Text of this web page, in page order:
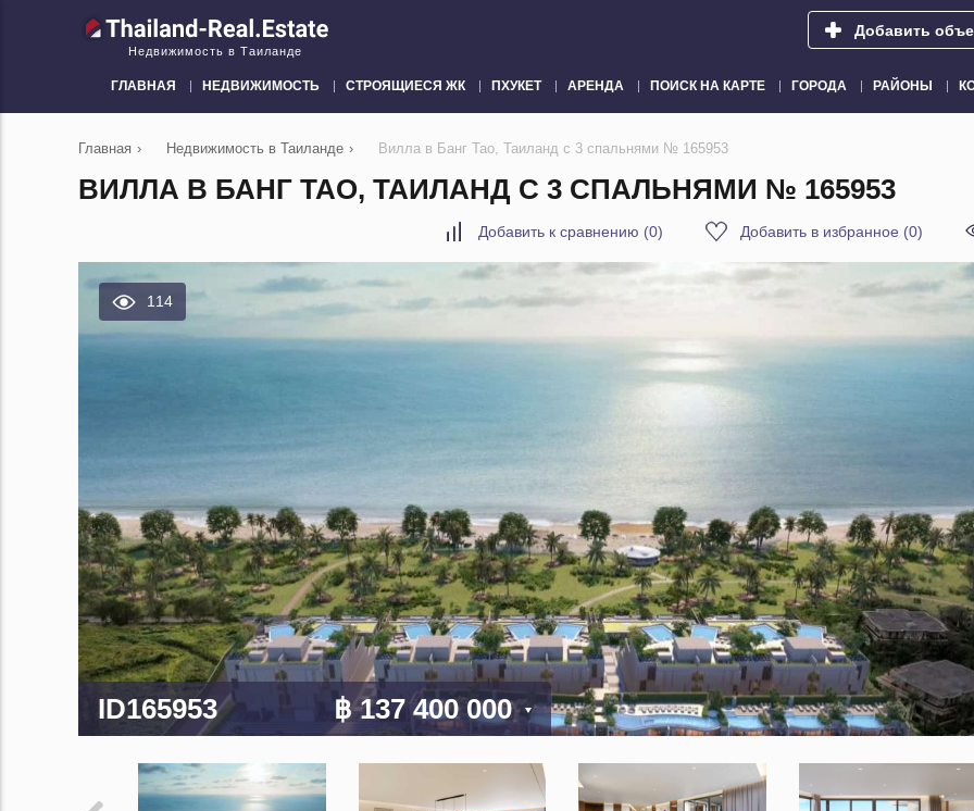
Недвижимость в Таиланде
Добавить
ГЛАВНАЯ НЕДВИЖИМОСТЬ СТРОЯЩИЕСЯ ЖК ПХУКЕТ АРЕНДА ПОИСК НА КАРТЕ ГОРОДА РАЙОНЫ
Главная › Недвижимость в Таиланде › Вилла в Банг Тао, Таиланд с 3 спальнями № 165953
ВИЛЛА В БАНГ ТАО, ТАИЛАНД С 3 СПАЛЬНЯМИ № 165953
Добавить к сравнению (0) Добавить в избранное (0)
114
ID165953 ฿ 137 400 000